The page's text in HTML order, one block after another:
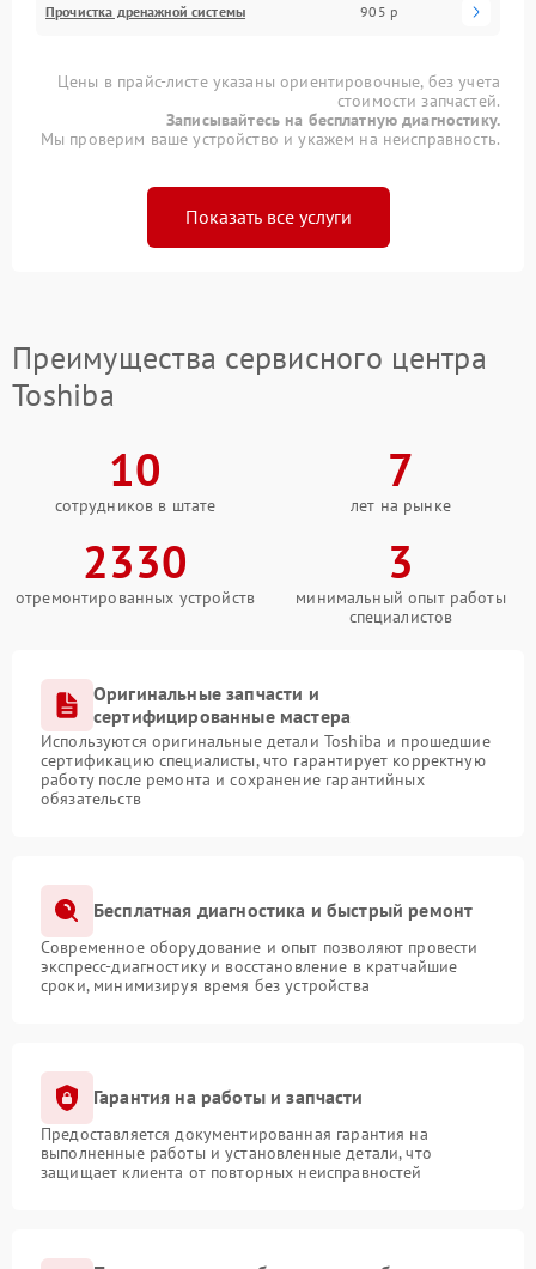
Прочистка дренажной системы 905 р
Цены в прайс-листе указаны ориентировочные, без учета
стоимости запчастей.
Записывайтесь на бесплатную диагностику.
Мы проверим ваше устройство и укажем на неисправность.
Показать все услуги
Преимущества сервисного центра
Toshiba
10
сотрудников в штате
7
лет на рынке
2330
отремонтированных устройств
3
минимальный опыт работы
специалистов
Оригинальные запчасти и
сертифицированные мастера
Используются оригинальные детали Toshiba и прошедшие
сертификацию специалисты, что гарантирует корректную
работу после ремонта и сохранение гарантийных
обязательств
Бесплатная диагностика и быстрый ремонт
Современное оборудование и опыт позволяют провести
экспресс-диагностику и восстановление в кратчайшие
сроки, минимизируя время без устройства
Гарантия на работы и запчасти
Предоставляется документированная гарантия на
выполненные работы и установленные детали, что
защищает клиента от повторных неисправностей